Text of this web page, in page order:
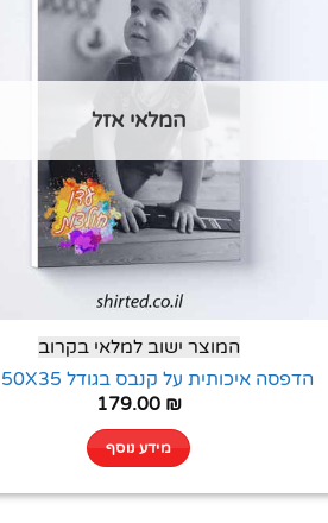
המלאי אזל
המוצר ישוב למלאי בקרוב
הדפסה איכותית על קנבס בגודל 50X35 ס"מ
179.00 ₪
מידע נוסף